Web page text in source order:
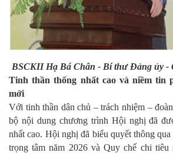
BSCKII Hạ Bá Chân - Bí thư Đảng ủy -
Tinh thần thống nhất cao và niềm tin
mới
Với tinh thần dân chủ – trách nhiệm –
bộ nội dung chương trình Hội nghị đã
nhất cao. Hội nghị đã biểu quyết thông
trọng tâm năm 2026 và Quy chế chi